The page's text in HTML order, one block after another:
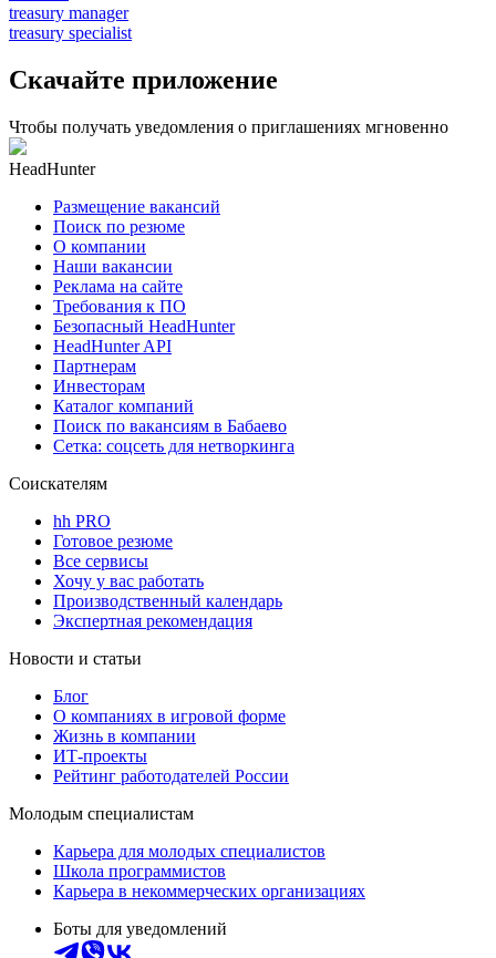
treasury manager
treasury specialist
Скачайте приложение
Чтобы получать уведомления о приглашениях мгновенно
HeadHunter
Размещение вакансий
Поиск по резюме
О компании
Наши вакансии
Реклама на сайте
Требования к ПО
Безопасный HeadHunter
HeadHunter API
Партнерам
Инвесторам
Каталог компаний
Поиск по вакансиям в Бабаево
Сетка: соцсеть для нетворкинга
Соискателям
hh PRO
Готовое резюме
Все сервисы
Хочу у вас работать
Производственный календарь
Экспертная рекомендация
Новости и статьи
Блог
О компаниях в игровой форме
Жизнь в компании
ИТ-проекты
Рейтинг работодателей России
Молодым специалистам
Карьера для молодых специалистов
Школа программистов
Карьера в некоммерческих организациях
Боты для уведомлений